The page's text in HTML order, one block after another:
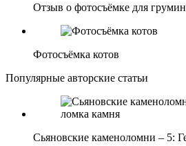
Отзыв о фотосъёмке для
Фотосъёмка котов
Популярные авторские статьи
Сьяновские каменоломни – 5: